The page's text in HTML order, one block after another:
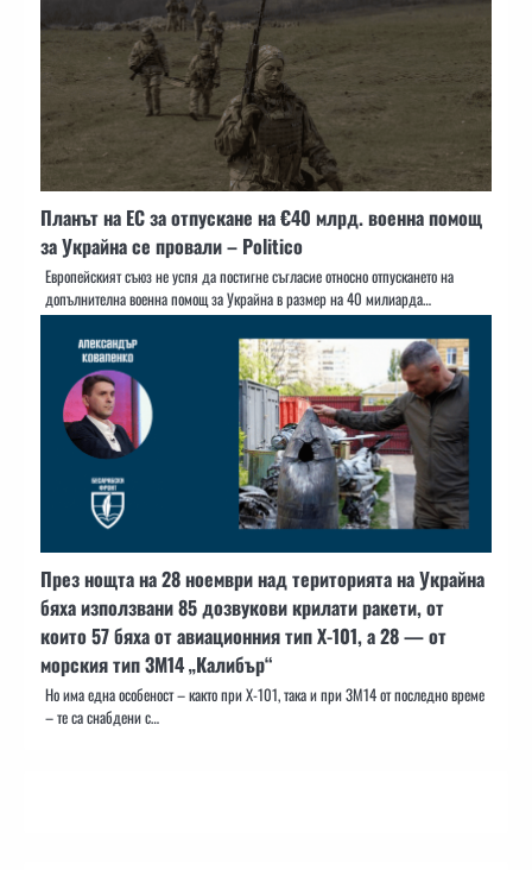
Планът на ЕС за отпускане на €40 млрд. военна помощ
за Украйна се провали – Politico
Европейският съюз не успя да постигне съгласие относно отпускането на
допълнителна военна помощ за Украйна в размер на 40 милиарда…
През нощта на 28 ноември над територията на Украйна
бяха използвани 85 дозвукови крилати ракети, от
които 57 бяха от авиационния тип Х-101, а 28 — от
морския тип 3М14 „Калибър“
Но има една особеност – както при Х-101, така и при 3М14 от последно време
– те са снабдени с…